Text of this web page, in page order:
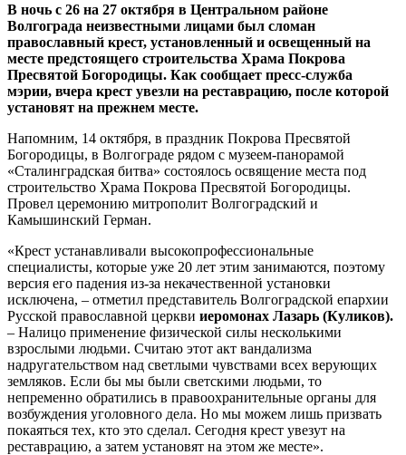
В ночь с 26 на 27 октября в Центральном районе
Волгограда неизвестными лицами был сломан
православный крест, установленный и освещенный на
месте предстоящего строительства Храма Покрова
Пресвятой Богородицы. Как сообщает пресс-служба
мэрии, вчера крест увезли на реставрацию, после которой
установят на прежнем месте.
Напомним, 14 октября, в праздник Покрова Пресвятой
Богородицы, в Волгограде рядом с музеем-панорамой
«Сталинградская битва» состоялось освящение места под
строительство Храма Покрова Пресвятой Богородицы.
Провел церемонию митрополит Волгоградский и
Камышинский Герман.
«Крест устанавливали высокопрофессиональные
специалисты, которые уже 20 лет этим занимаются, поэтому
версия его падения из-за некачественной установки
исключена, – отметил представитель Волгоградской епархии
Русской православной церкви иеромонах Лазарь (Куликов).
– Налицо применение физической силы несколькими
взрослыми людьми. Считаю этот акт вандализма
надругательством над светлыми чувствами всех верующих
земляков. Если бы мы были светскими людьми, то
непременно обратились в правоохранительные органы для
возбуждения уголовного дела. Но мы можем лишь призвать
покаяться тех, кто это сделал. Сегодня крест увезут на
реставрацию, а затем установят на этом же месте».